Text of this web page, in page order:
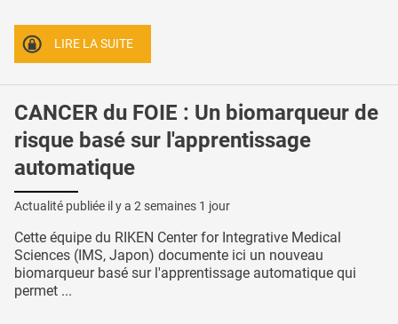
LIRE LA SUITE
CANCER du FOIE : Un biomarqueur de
risque basé sur l'apprentissage
automatique
Actualité publiée il y a 2 semaines 1 jour
Cette équipe du RIKEN Center for Integrative Medical
Sciences (IMS, Japon) documente ici un nouveau
biomarqueur basé sur l'apprentissage automatique qui
permet ...